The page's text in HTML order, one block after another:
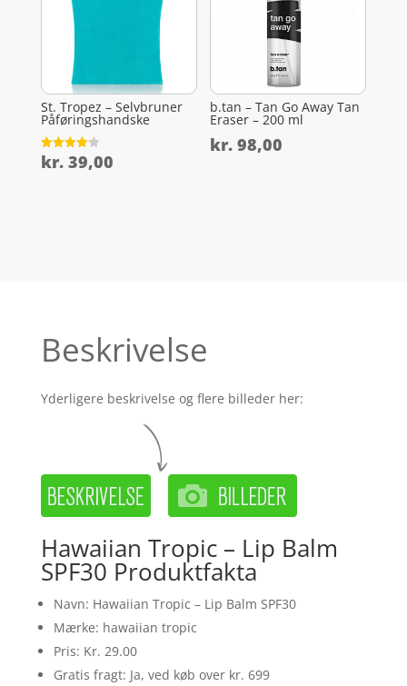
St. Tropez – Selvbruner
Påføringshandske
Vurderet
4.1
kr.39,00
b.tan – Tan Go Away Tan
Eraser – 200 ml
kr. 98,00
Beskrivelse
Yderligere beskrivelse og flere billeder her:
Hawaiian Tropic – Lip Balm
SPF30 Produktfakta
Navn: Hawaiian Tropic – Lip Balm SPF30
Mærke: hawaiian tropic
Pris: Kr. 29.00
Gratis fragt: Ja, ved køb over kr. 699